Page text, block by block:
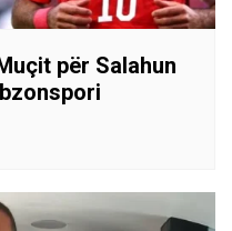
për Salahun